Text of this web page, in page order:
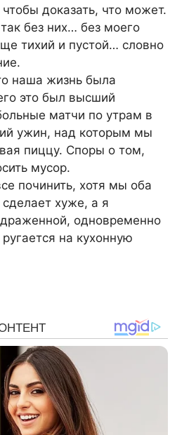
доказать, что может.
без них… без моего
тихий и пустой… словно
наша жизнь была
это был высший
матчи по утрам в
ужин, над которым мы
пиццу. Споры о том,
мусор.
починить, хотя мы оба
сделает хуже, а я
одновременно
на кухонную